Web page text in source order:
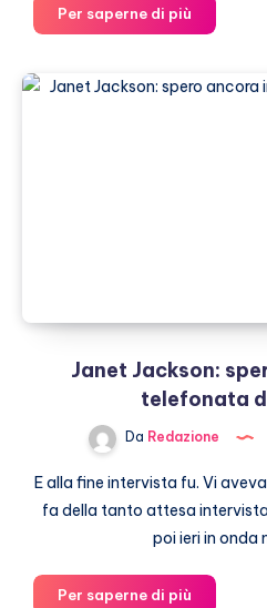
Per saperne di più
Jackson
di
Janet Jackson:
telefonata
Da Redazione
E alla fine intervista fu. Vi
fa della tanto attesa
poi ieri in onda
Per saperne di più